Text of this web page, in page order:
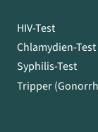
HIV-Test
Chlamydien-Test
Syphilis-Test
Tripper